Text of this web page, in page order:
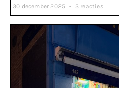
30 december 2025 3 reacties